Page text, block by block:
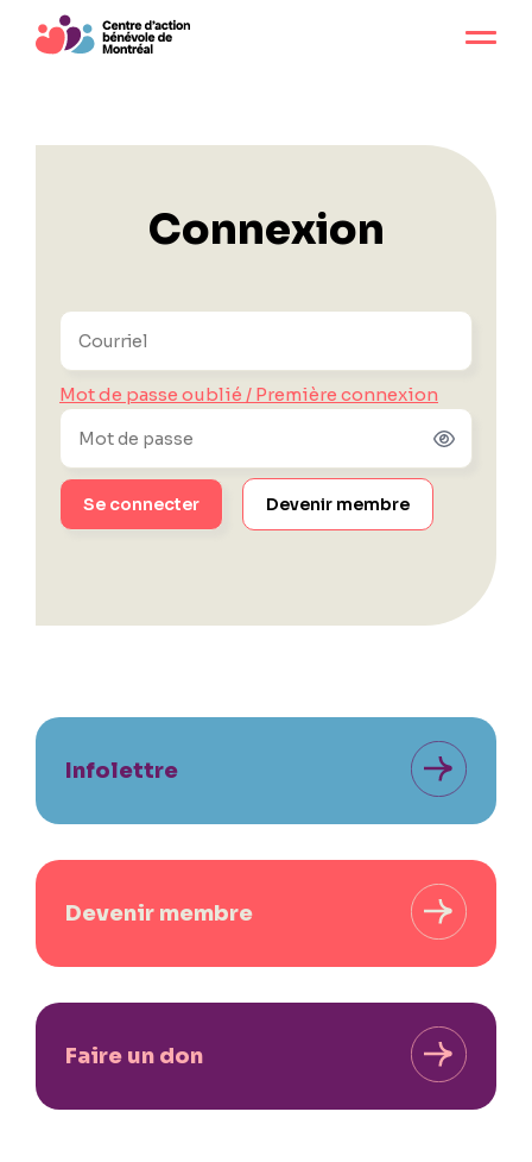
Connexion
Mot de passe oublié / Première connexion
Devenir membre
Infolettre
Devenir membre
Faire un don